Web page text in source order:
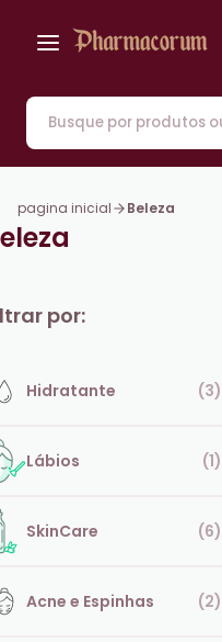
pagina inicial Beleza
por:
Hidratante (3)
Lábios (1)
SkinCare (6)
Acne e Espinhas (2)
Sem ordenação
Mais Recentes
de A até Z
Menor preço